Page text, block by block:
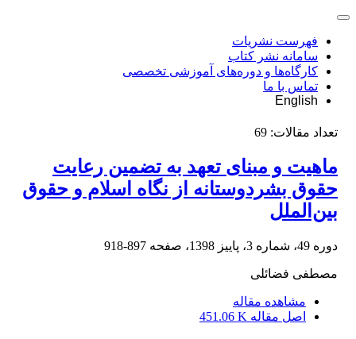
فهرست نشریات
سامانه نشر کتاب
کارگاه‌ها و دوره‌های آموزشی تخصصی
تماس با ما
English
تعداد مقالات: 69
ماهیت و مبنای تعهد به تضمین رعایت
حقوق بشردوستانه از نگاه اسلام و حقوق
بین‌الملل
دوره 49، شماره 3، پاییز 1398، صفحه 897-918
مصطفی فضائلی
مشاهده مقاله
اصل مقاله 451.06 K